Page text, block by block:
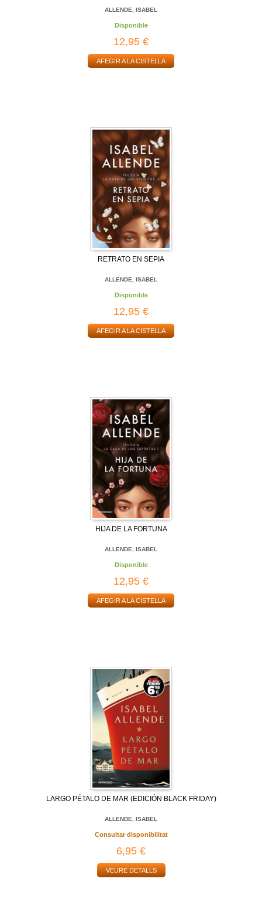
ALLENDE, ISABEL
Disponible
12,95 €
AFEGIR A LA CISTELLA
RETRATO EN SEPIA
ALLENDE, ISABEL
Disponible
12,95 €
AFEGIR A LA CISTELLA
HIJA DE LA FORTUNA
ALLENDE, ISABEL
Disponible
12,95 €
AFEGIR A LA CISTELLA
LARGO PÉTALO DE MAR (EDICIÓN BLACK FRIDAY)
ALLENDE, ISABEL
Consultar disponibilitat
6,95 €
VEURE DETALLS